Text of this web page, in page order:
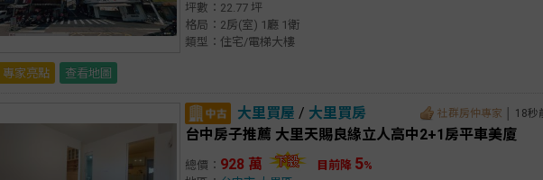
坪數：22.77 坪
格局：2房(室) 1廳 1衛
類型：住宅/電梯大樓
專家亮點 查看地圖
大里買屋 / 大里買房 社群房仲專家 │ 18秒
台中房子推薦 大里天賜良緣立人高中2+1房平車美廈
總價： 928 萬 目前降 5%